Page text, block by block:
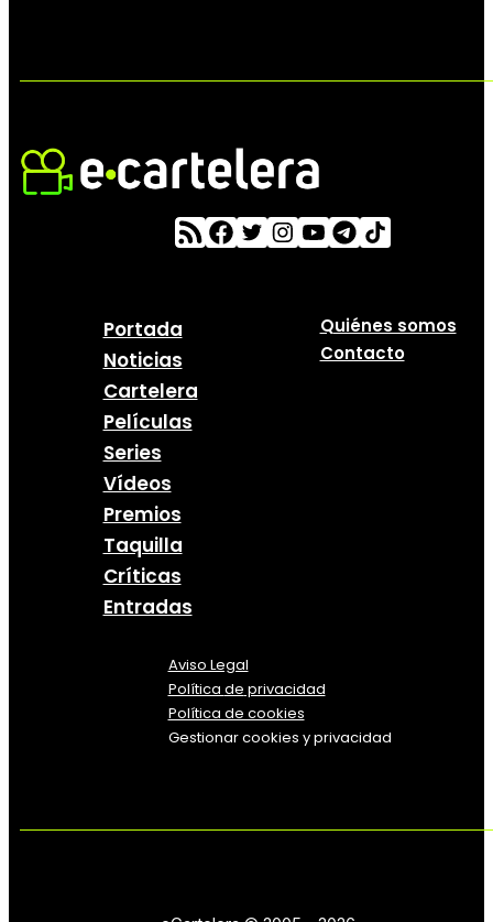
Portada
Noticias
Cartelera
Películas
Series
Vídeos
Premios
Taquilla
Críticas
Entradas
Quiénes somos
Contacto
Aviso Legal
Política de privacidad
Política de cookies
Gestionar cookies y privacidad